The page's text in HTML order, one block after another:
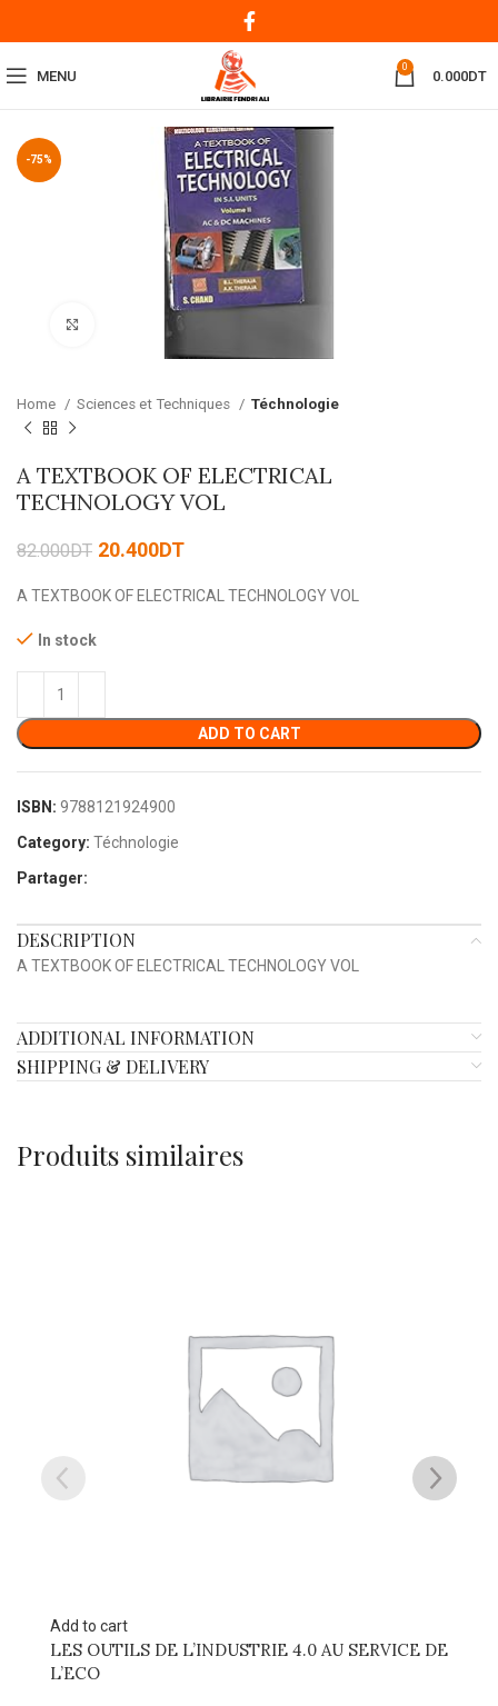
MENU
0
0.000DT
-75%
Click to enlarge
Home Sciences et Techniques Téchnologie
A TEXTBOOK OF ELECTRICAL
TECHNOLOGY VOL
82.000DT 20.400DT
A TEXTBOOK OF ELECTRICAL TECHNOLOGY VOL
In stock
ADD TO CART
ISBN: 9788121924900
Category: Téchnologie
Partager:
DESCRIPTION
A TEXTBOOK OF ELECTRICAL TECHNOLOGY VOL
ADDITIONAL INFORMATION
SHIPPING & DELIVERY
Produits similaires
Add to cart
LES OUTILS DE L’INDUSTRIE 4.0 AU SERVICE DE
L’ECO